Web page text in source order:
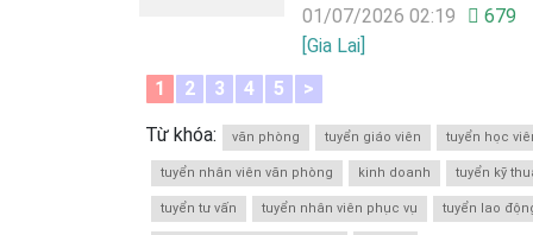
01/07/2026 02:19
679
[Gia Lai]
1
2 3 4 5 >
Từ khóa: văn phòng tuyển giáo viên tuyển học
tuyển nhân viên văn phòng kinh doanh tuyển kỹ
tuyển tư vấn tuyển nhân viên phục vụ tuyển lao